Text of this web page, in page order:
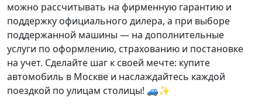
можно рассчитывать на фирменную гарантию и
поддержку официального дилера, а при выборе
поддержанной машины — на дополнительные
услуги по оформлению, страхованию и постановке
на учет. Сделайте шаг к своей мечте: купите
автомобиль в Москве и наслаждайтесь каждой
поездкой по улицам столицы! 🚙✨